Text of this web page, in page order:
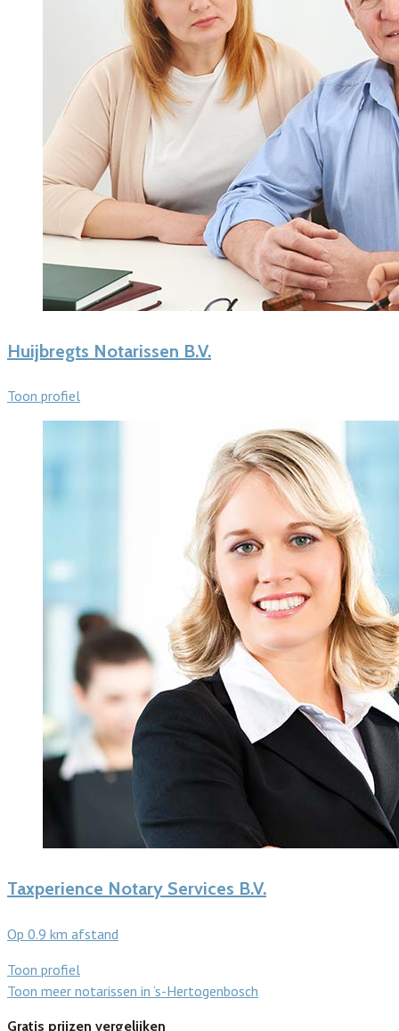
Huijbregts Notarissen B.V.
Toon profiel
Taxperience Notary Services B.V.
Op 0.9 km afstand
Toon profiel
Toon meer notarissen in ‘s-Hertogenbosch
Gratis prijzen vergelijken